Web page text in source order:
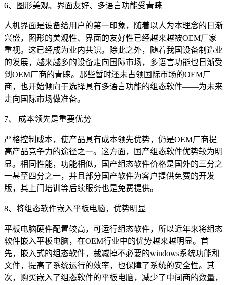
6、图形美观、界面友好、多语言功能受青睐
人机界面是设备给用户的第一印象，随着以人为本理念的日渐
兴盛，图形的美观性、界面的友好性已经越来越被OEM厂家
重视。这已经成为业内共识。除此之外，随着我国设备制造业
的发展，越来越多的设备走向国际市场，多语言功能也日渐受
到OEM厂商的青睐。那些暂时还未占领国际市场的OEM厂
商，也开始倾向于选择具有多语言功能的组态软件——为未来
走向国际市场做准备。
7、 成本领先是重要优势
严格控制成本，使产品具有成本领先优势，仍是OEM厂商提
高产品竞争力的途径之一。这方面，国产组态软件优势较为明
显。相同性能，功能相似，国产组态软件价格是国外的三分之
一甚至四分之一，并且部分国产软件为客户提供免费的开发
版，其上门培训等后续服务也是免费提供。
8、将组态软件嵌入平板电脑，优势明显
平板电脑硬件配置较高，可运行组态软件，所以近年来将组态
软件嵌入平板电脑，在OEM行业中的优势越来越明显。首
先，嵌入式的组态软件，裁减掉不必要的windows系统功能和
文件，提高了系统运行的效率，也保障了系统的安全性。其
次，购买嵌入了组态软件的平板电脑，减少了中间商的数量，